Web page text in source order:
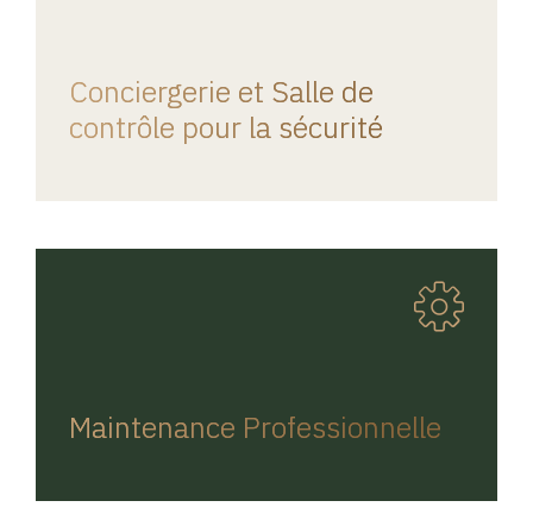
Conciergerie et Salle de
contrôle pour la sécurité
Maintenance Professionnelle